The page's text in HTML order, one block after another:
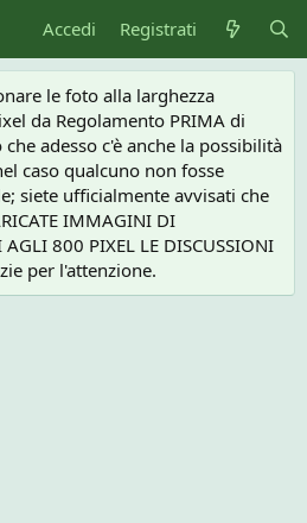
Accedi Registrati
le foto alla larghezza
da Regolamento PRIMA di
adesso c'è anche la possibilità
caso qualcuno non fosse
siete ufficialmente avvisati che
IMMAGINI DI
800 PIXEL LE DISCUSSIONI
per l'attenzione.